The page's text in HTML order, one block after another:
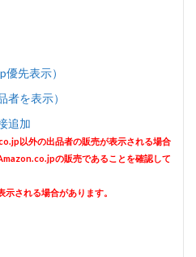
先表示）
者を表示）
追加
以外の出品者の販売が表示される場合
の販売であることを確認して
される場合があります。